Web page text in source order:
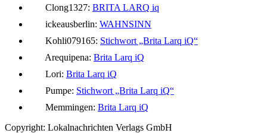
Clong1327: BRITA LARQ iq
ickeausberlin: WAHNSINN
Kohli079165: Stichwort „Brita Larq iQ“
Arequipena: Brita Larq iQ
Lori: Brita Larq iQ
Pumpe: Stichwort „Brita Larq iQ“
Memmingen: Brita Larq iQ
Copyright: Lokalnachrichten Verlags GmbH